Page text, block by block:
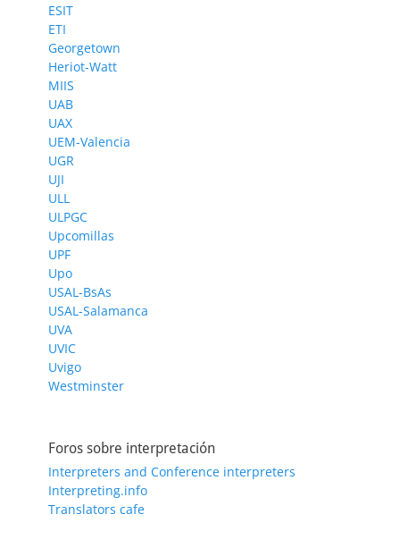
ESIT
ETI
Georgetown
Heriot-Watt
MIIS
UAB
UAX
UEM-Valencia
UGR
UJI
ULL
ULPGC
Upcomillas
UPF
Upo
USAL-BsAs
USAL-Salamanca
UVA
UVIC
Uvigo
Westminster
Foros sobre interpretación
Interpreters and Conference interpreters
Interpreting.info
Translators cafe